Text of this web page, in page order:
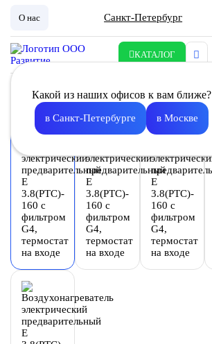
О нас Санкт-Петербург
КАТАЛОГ
Какой из наших офисов к вам ближе?
в Санкт-Петербурге в Москве